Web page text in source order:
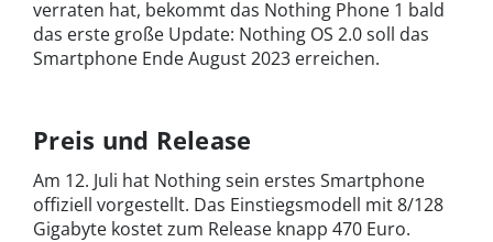
verraten hat, bekommt das Nothing Phone 1 bald
das erste große Update: Nothing OS 2.0 soll das
Smartphone Ende August 2023 erreichen.
Preis und Release
Am 12. Juli hat Nothing sein erstes Smartphone
offiziell vorgestellt. Das Einstiegsmodell mit 8/128
Gigabyte kostet zum Release knapp 470 Euro.